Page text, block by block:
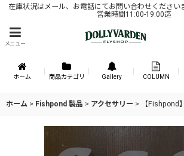
在庫状況はメール、お電話にてお問い合わせください
営業時間11:00-19:00迄
メニュー
ホーム 商品カテゴリ Gallery COLUMN
ホーム > Fishpond 製品 > アクセサリー > 【Fishpond